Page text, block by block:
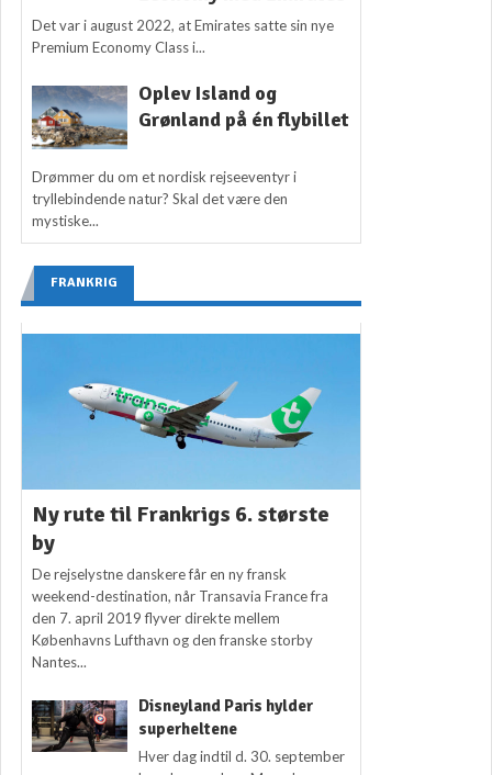
Det var i august 2022, at Emirates satte sin nye
Premium Economy Class i...
Oplev Island og
Grønland på én flybillet
Drømmer du om et nordisk rejseeventyr i
tryllebindende natur? Skal det være den
mystiske...
FRANKRIG
Ny rute til Frankrigs 6. største
by
De rejselystne danskere får en ny fransk
weekend-destination, når Transavia France fra
den 7. april 2019 flyver direkte mellem
Københavns Lufthavn og den franske storby
Nantes...
Disneyland Paris hylder
superheltene
Hver dag indtil d. 30. september